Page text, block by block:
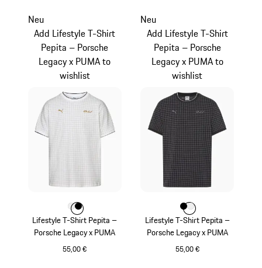
Lifestyle T-Shirt Pepita –
Porsche Legacy x PUMA
55,00 €
Neu
Add Lifestyle T-Shirt
Pepita – Porsche
Legacy x PUMA to
wishlist
Farbe
FarbeFarbe
Lifestyle T-Shirt Pepita –
Porsche Legacy x PUMA
55,00 €
Neu
Add Lifestyle T-Shirt
Pepita – Porsche
Legacy x PUMA to
wishlist
Farbe
FarbeFarbe